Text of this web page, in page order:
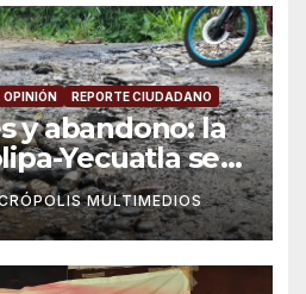
OPINIÓN REPORTE CIUDADANO
y abandono: la
Yecuatla se
un riesgo diario
MULTIMEDIOS